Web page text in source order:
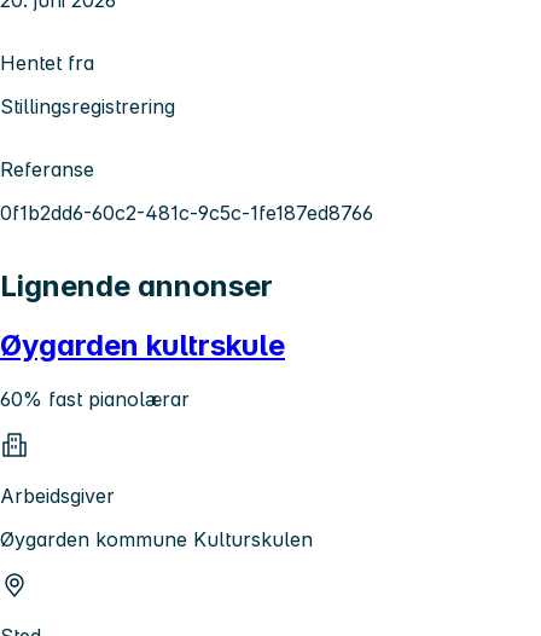
Hentet fra
Stillingsregistrering
Referanse
0f1b2dd6-60c2-481c-9c5c-1fe187ed8766
Lignende annonser
Øygarden kultrskule
60% fast pianolærar
Arbeidsgiver
Øygarden kommune Kulturskulen